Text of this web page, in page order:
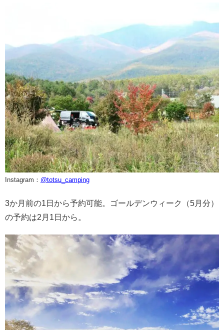
Instagram： @totsu_camping
3か月前の1日から予約可能。ゴールデンウィーク（5月分）
の予約は2月1日から。